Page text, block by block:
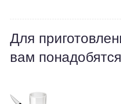
Для
вам